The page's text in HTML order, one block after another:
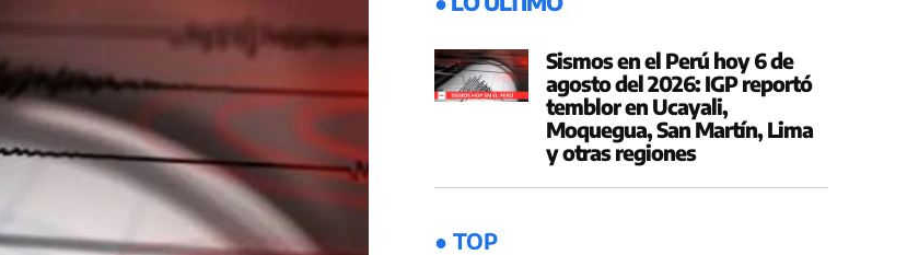
Sismos en el Perú hoy 6 de
agosto del 2026: IGP reportó
temblor en Ucayali,
Moquegua, San Martín, Lima
y otras regiones
● TOP